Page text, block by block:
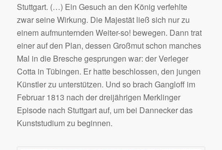
Stuttgart. (…) Ein Gesuch an den König verfehlte
zwar seine Wirkung. Die Majestät ließ sich nur zu
einem aufmunternden Weiter-so! bewegen. Dann trat
einer auf den Plan, dessen Großmut schon manches
Mal in die Bresche gesprungen war: der Verleger
Cotta in Tübingen. Er hatte beschlossen, den jungen
Künstler zu unterstützen. Und so brach Gangloff im
Februar 1813 nach der dreijährigen Merklinger
Episode nach Stuttgart auf, um bei Dannecker das
Kunststudium zu beginnen.